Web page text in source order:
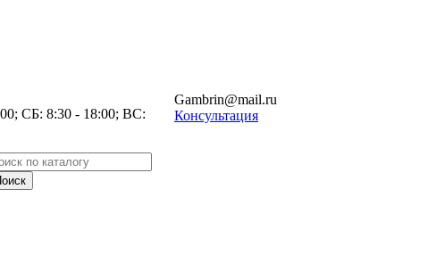
СБ: 8:30 - 18:00; ВС:
Gambrin@mail.ru
Консультация